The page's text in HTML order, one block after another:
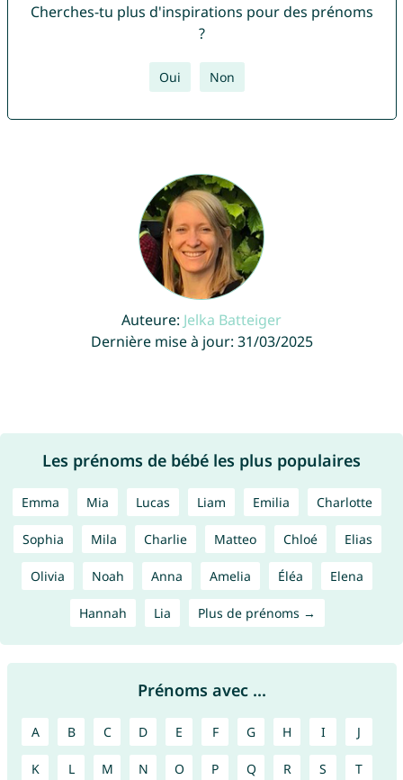
Cherches-tu plus d'inspirations pour des prénoms
?
Oui Non
Auteure: Jelka Batteiger
Dernière mise à jour: 31/03/2025
Les prénoms de bébé les plus populaires
Emma Mia Lucas Liam Emilia Charlotte
Sophia Mila Charlie Matteo Chloé Elias
Olivia Noah Anna Amelia Éléa Elena
Hannah Lia Plus de prénoms →
Prénoms avec ...
A B C D E F G H I J
K L M N O P Q R S T